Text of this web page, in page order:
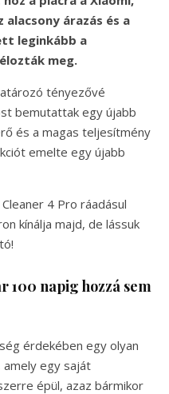
árazás és a
leginkább a
meg.
tényezővé
bemutattak egy újabb
és a magas teljesítmény
emelte egy újabb
4 Pro ráadásul
kínálja majd, de lássuk
100 napig hozzá sem
érdekében egy olyan
egy saját
épül, azaz bármikor